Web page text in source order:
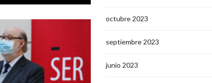
octubre 2023
septiembre 2023
junio 2023